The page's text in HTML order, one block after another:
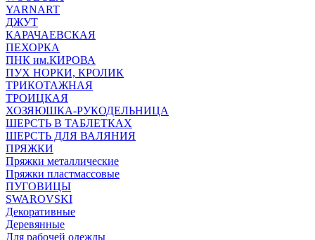
YARNART
ДЖУТ
КАРАЧАЕВСКАЯ
ПЕХОРКА
ПНК им.КИРОВА
ПУХ НОРКИ, КРОЛИК
ТРИКОТАЖНАЯ
ТРОИЦКАЯ
ХОЗЯЮШКА-РУКОДЕЛЬНИЦА
ШЕРСТЬ В ТАБЛЕТКАХ
ШЕРСТЬ ДЛЯ ВАЛЯНИЯ
ПРЯЖКИ
Пряжки металлические
Пряжки пластмассовые
ПУГОВИЦЫ
SWAROVSKI
Декоративные
Деревянные
Для рабочей одежды